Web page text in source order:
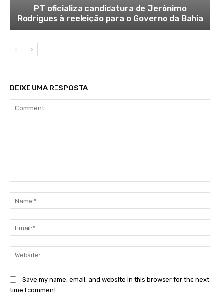
PT oficializa candidatura de Jerônimo
Rodrigues à reeleição para o Governo da Bahia
DEIXE UMA RESPOSTA
Save my name, email, and website in this browser for the next
time I comment.